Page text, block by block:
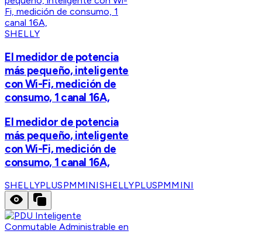
SHELLY
El medidor de potencia
más pequeño, inteligente
con Wi-Fi, medición de
consumo, 1 canal 16A,
El medidor de potencia
más pequeño, inteligente
con Wi-Fi, medición de
consumo, 1 canal 16A,
SHELLYPLUSPMMINISHELLYPLUSPMMINI